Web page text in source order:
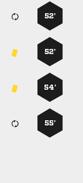
52’
52’
54’
55’